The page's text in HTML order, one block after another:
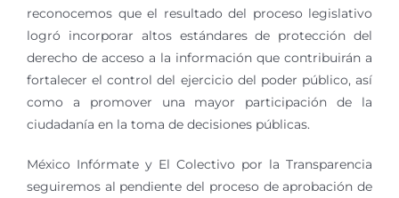
reconocemos que el resultado del proceso legislativo
logró incorporar altos estándares de protección del
derecho de acceso a la información que contribuirán a
fortalecer el control del ejercicio del poder público, así
como a promover una mayor participación de la
ciudadanía en la toma de decisiones públicas.
México Infórmate y El Colectivo por la Transparencia
seguiremos al pendiente del proceso de aprobación de